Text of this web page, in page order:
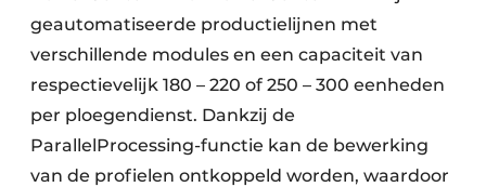
geautomatiseerde productielijnen met
verschillende modules en een capaciteit van
respectievelijk 180 – 220 of 250 – 300 eenheden
per ploegendienst. Dankzij de
ParallelProcessing-functie kan de bewerking
van de profielen ontkoppeld worden, waardoor